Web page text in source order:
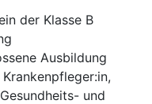
der Klasse B
Ausbildung
und